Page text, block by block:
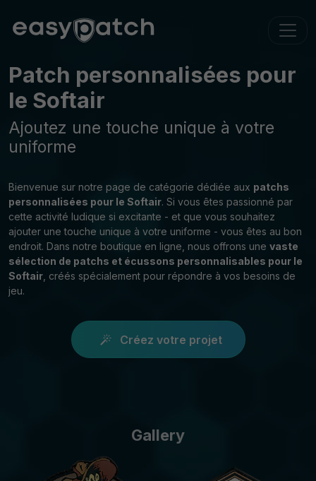
Patch personnalisées pour
le Softair
Ajoutez une touche unique à votre
uniforme
Bienvenue sur notre page de catégorie dédiée aux patchs
personnalisées pour le Softair. Si vous êtes passionné par
cette activité ludique si excitante - et que vous souhaitez
ajouter une touche unique à votre uniforme - vous êtes au bon
endroit. Dans notre boutique en ligne, nous offrons une vaste
sélection de patchs et écussons personnalisables pour le
Softair , créés spécialement pour répondre à vos besoins de
jeu.
Créez votre projet
Gallery